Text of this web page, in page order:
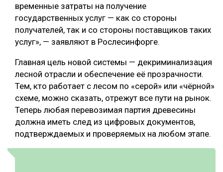
временные затраты на получение
государственных услуг — как со стороны
получателей, так и со стороны поставщиков таких
услуг», — заявляют в Рослесинфорге.
Главная цель новой системы — декриминализация
лесной отрасли и обеспечение её прозрачности.
Тем, кто работает с лесом по «серой» или «чёрной»
схеме, можно сказать, отрежут все пути на рынок.
Теперь любая перевозимая партия древесины
должна иметь след из цифровых документов,
подтверждаемых и проверяемых на любом этапе.